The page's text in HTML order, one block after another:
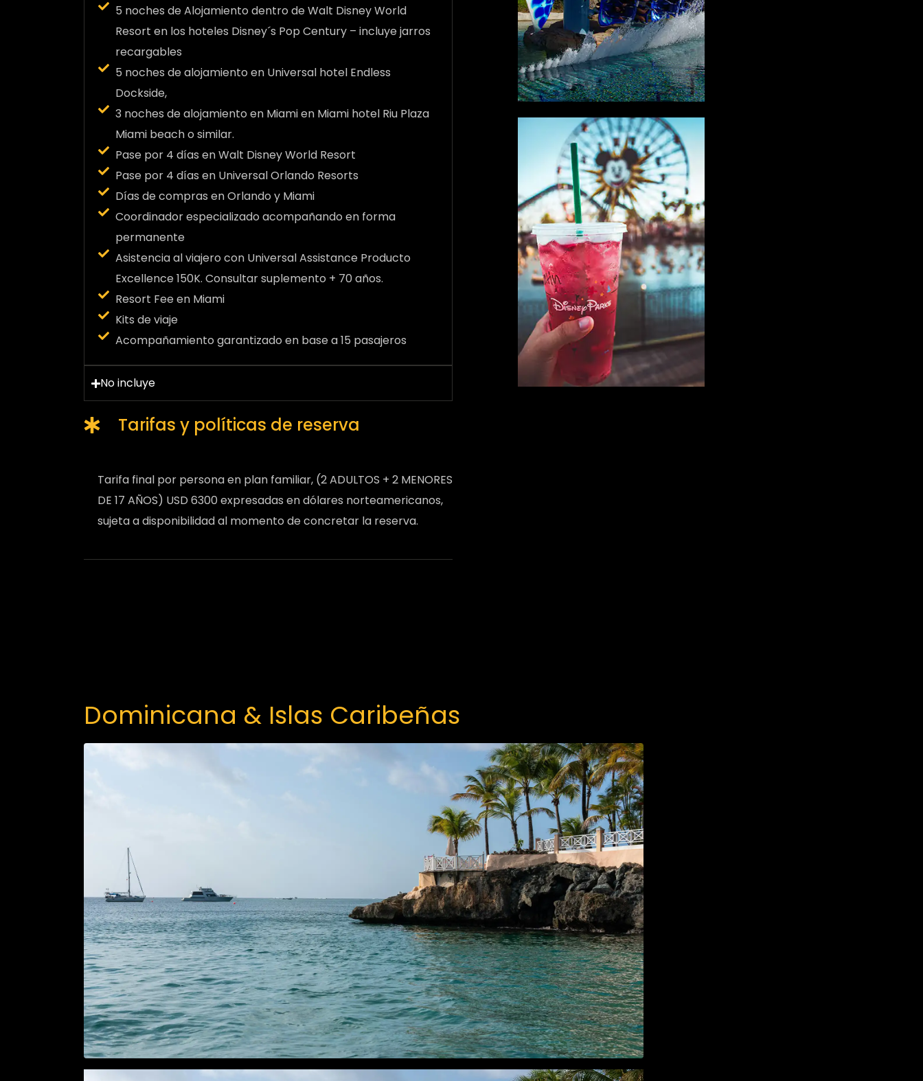
5 noches de Alojamiento dentro de Walt Disney World
Resort en los hoteles Disney´s Pop Century – incluye jarros
recargables
5 noches de alojamiento en Universal hotel Endless
Dockside,
3 noches de alojamiento en Miami en Miami hotel Riu Plaza
Miami beach o similar.
Pase por 4 días en Walt Disney World Resort
Pase por 4 días en Universal Orlando Resorts
Días de compras en Orlando y Miami
Coordinador especializado acompañando en forma
permanente
Asistencia al viajero con Universal Assistance Producto
Excellence 150K. Consultar suplemento + 70 años.
Resort Fee en Miami
Kits de viaje
Acompañamiento garantizado en base a 15 pasajeros
No incluye
Tarifas y políticas de reserva
Tarifa final por persona en plan familiar, (2 ADULTOS + 2 MENORES
DE 17 AÑOS) USD 6300 expresadas en dólares norteamericanos,
sujeta a disponibilidad al momento de concretar la reserva.
Dominicana & Islas Caribeñas